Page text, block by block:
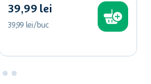
39,99 lei
39,99 lei/buc